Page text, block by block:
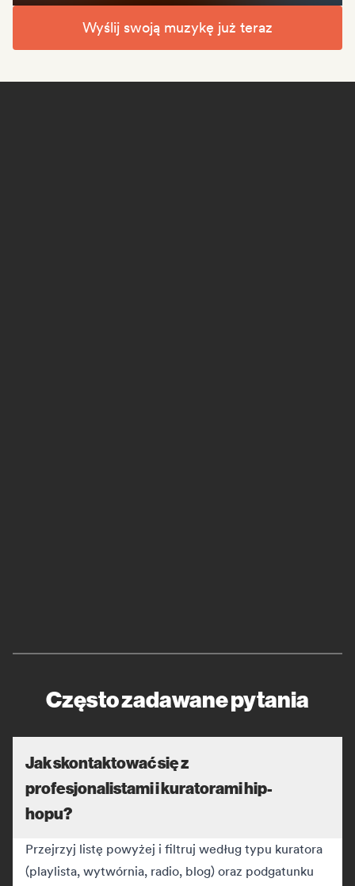
Wyślij swoją muzykę już teraz
Często zadawane pytania
Jak skontaktować się z
profesjonalistami i kuratorami hip-
hopu?
Przejrzyj listę powyżej i filtruj według typu kuratora
(playlista, wytwórnia, radio, blog) oraz podgatunku